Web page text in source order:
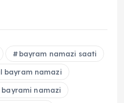
bayram namazi saati
bayram namazi
bayrami namazi